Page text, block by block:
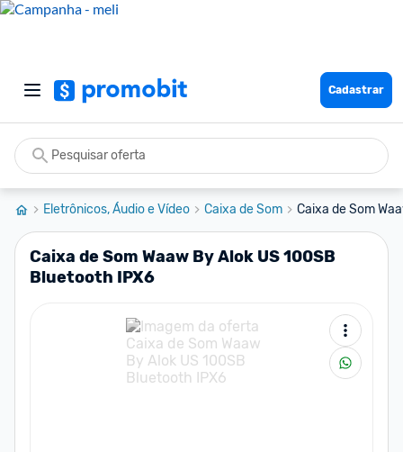
Cadastrar
Eletrônicos, Áudio e Vídeo Caixa de Som Caixa de Som
Caixa de Som Waaw By Alok US 100SB
Bluetooth IPX6